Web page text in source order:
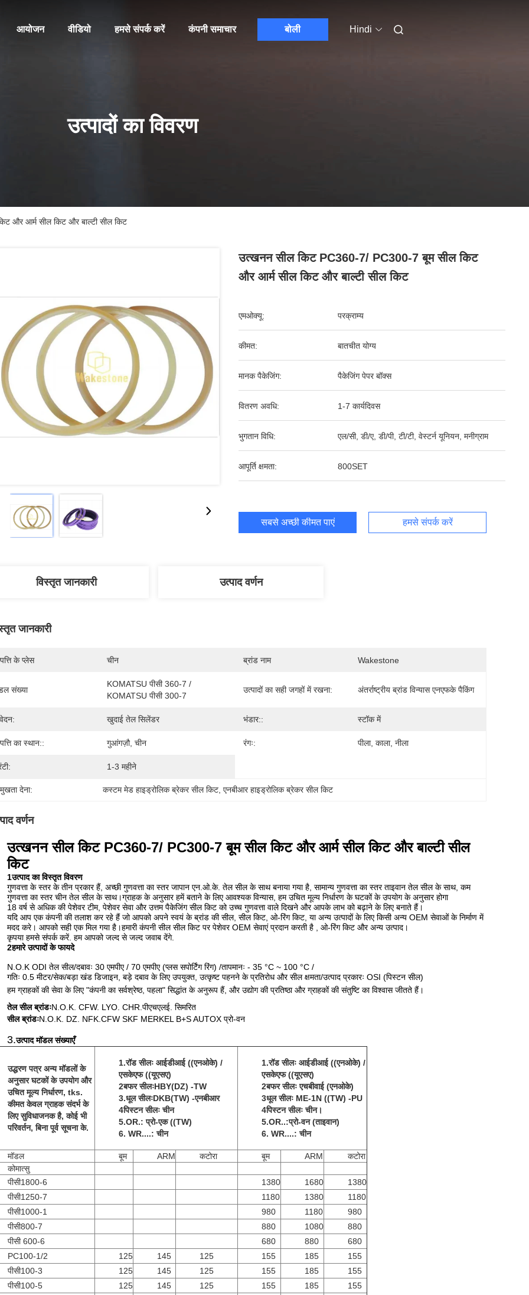
आयोजन वीडियो हमसे संपर्क करें कंपनी समाचार बोली Hindi
उत्पादों का विवरण
और आर्म सील किट और बाल्टी सील किट
उत्खनन सील किट PC360-7/ PC300-7 बूम सील किट
और आर्म सील किट और बाल्टी सील किट
एमओक्यू: परक्राम्य
कीमत: बातचीत योग्य
मानक पैकेजिंग: पैकेजिंग पेपर बॉक्स
वितरण अवधि: 1-7 कार्यदिवस
भुगतान विधि: एल/सी, डी/ए, डी/पी, टी/टी, वेस्टर्न यूनियन, मनीग्राम
आपूर्ति क्षमता: 800SET
सबसे अच्छी कीमत पाएं हमसे संपर्क करें
विस्तृत जानकारी उत्पाद वर्णन
जानकारी
के प्लेस चीन ब्रांड नाम Wakestone
संख्या
KOMATSU पीसी 360-7 /
KOMATSU पीसी 300-7
उत्पादों का सही जगहों में रखना: अंतर्राष्ट्रीय ब्रांड विन्यास एनएफके पैकिंग
खुदाई तेल सिलेंडर भंडार:: स्टॉक में
का स्थान:: गुआंगज़ौ, चीन रंगः: पीला, काला, नीला
1-3 महीने
देना: कस्टम मेड हाइड्रोलिक ब्रेकर सील किट , एनबीआर हाइड्रोलिक ब्रेकर सील किट
वर्णन
उत्खनन सील किट PC360-7/ PC300-7 बूम सील किट और आर्म सील किट और बाल्टी सील
किट
1उत्पाद का विस्तृत विवरण
गुणवत्ता के स्तर के तीन प्रकार हैं, अच्छी गुणवत्ता का स्तर जापान एन.ओ.के. तेल सील के साथ बनाया गया है, सामान्य गुणवत्ता का स्तर ताइवान तेल सील के साथ, कम
गुणवत्ता का स्तर चीन तेल सील के साथ।ग्राहक के अनुसार हमें बताने के लिए आवश्यक विन्यास, हम उचित मूल्य निर्धारण के घटकों के उपयोग के अनुसार होगा
18 वर्ष से अधिक की पेशेवर टीम, पेशेवर सेवा और उत्तम पैकेजिंग सील किट को उच्च गुणवत्ता वाले दिखने और आपके लाभ को बढ़ाने के लिए बनाते हैं।
यदि आप एक कंपनी की तलाश कर रहे हैं जो आपको अपने स्वयं के ब्रांड की सील, सील किट, ओ-रिंग किट, या अन्य उत्पादों के लिए किसी अन्य OEM सेवाओं के निर्माण में
मदद करे। आपको सही एक मिल गया है।हमारी कंपनी सील सील किट पर पेशेवर OEM सेवाएं प्रदान करती है , ओ-रिंग किट और अन्य उत्पाद।
कृपया हमसे संपर्क करें. हम आपको जल्द से जल्द जवाब देंगे.
2हमारे उत्पादों के फायदे
N.O.K ODI तेल सील/दबावः 30 एमपीए / 70 एमपीए (प्लस सपोर्टिंग रिंग) /तापमानः - 35 °C ~ 100 °C /
गतिः 0.5 मीटर/सेक/बड़ा खंड डिजाइन, बड़े दबाव के लिए उपयुक्त, उत्कृष्ट पहनने के प्रतिरोध और सील क्षमता/उत्पाद प्रकारः OSI (पिस्टन सील)
हम ग्राहकों की सेवा के लिए "कंपनी का सर्वश्रेष्ठ, पहला" सिद्धांत के अनुरूप हैं, और उद्योग की प्रतिष्ठा और ग्राहकों की संतुष्टि का विश्वास जीतते हैं।
तेल सील ब्रांडःN.O.K. CFW. LYO. CHR. पीएचएलई. सिमरित
सील ब्रांडःN.O.K. DZ. NFK.CFW SKF MERKEL B+S AUTOX प्रो-वन
3.उत्पाद मॉडल संख्याएँ
उद्धरण पत्र अन्य मॉडलों के
अनुसार घटकों के उपयोग और
उचित मूल्य निर्धारण, tks.
कीमत केवल ग्राहक संदर्भ के
लिए सुविधाजनक है, कोई भी
परिवर्तन, बिना पूर्व सूचना के.
1.रॉड सीलः आईडीआई ((एनओके) /
एसकेएफ ((यूएसए)
2बफर सीलःHBY(DZ) -TW
3.धूल सीलःDKB(TW) -एनबीआर
4पिस्टन सीलः चीन
5.OR.: प्रो-एक ((TW)
6. WR....: चीन
1.रॉड सीलः आईडीआई ((एनओके) /
एसकेएफ ((यूएसए)
2बफर सीलः एचबीवाई (एनओके)
3धूल सीलः ME-1N ((TW) -PU
4पिस्टन सीलः चीन।
5.OR..:प्रो-वन (ताइवान)
6. WR....: चीन
मॉडल बूम ARM कटोरा बूम ARM
कटोरा
कोमात्सु
पीसी1800-6
1380 1680
1380
पीसी1250-7
1180 1380
1180
पीसी1000-1
980 1180
980
पीसी800-7
880 1080
880
पीसी 600-6
680 880
680
PC100-1/2
125 145 125 155 185
155
पीसी100-3
125 145 125 155 185
155
पीसी100-5
125 145 125 155 185
155